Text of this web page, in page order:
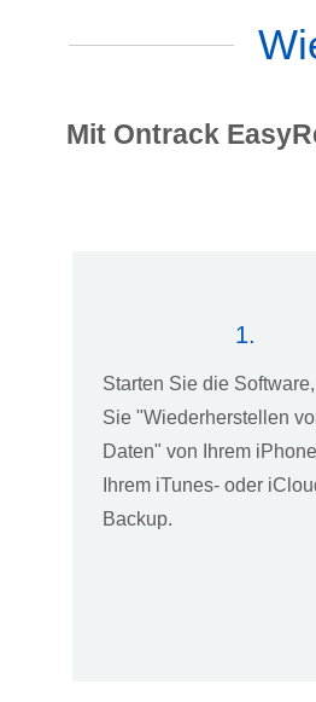
Mit Ontrack
1.
Starten Sie die
Sie "Wiederherstellen
Daten" von Ihrem
Ihrem iTunes- oder
Backup.